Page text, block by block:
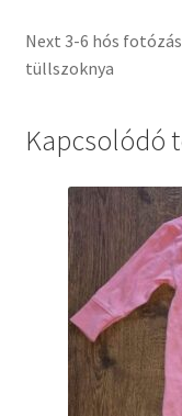
Next 3-6 hós
tüllszoknya
Kapcsolódó